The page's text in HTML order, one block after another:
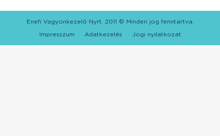
Enefi Vagyonkezelő Nyrt. 2011 © Minden jog fenntartva.
Impresszum Adatkezelés Jogi nyilatkozat